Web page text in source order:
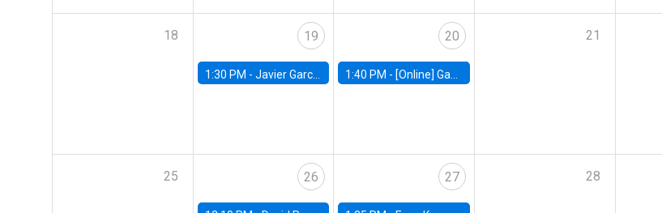
18 19
1:30 PM - Javier Garcia Cicco, Universidad de San Andres
20
1:40 PM - [Online] Gabriel Englander, World Bank
21
25 26 27 28